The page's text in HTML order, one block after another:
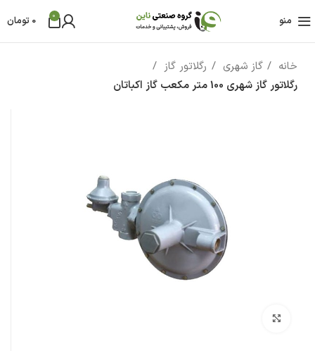
منو 0
0 تومان
خانه گاز شهری
رگلاتور گاز
رگلاتور گاز شهری 100 متر مکعب گاز اکباتان